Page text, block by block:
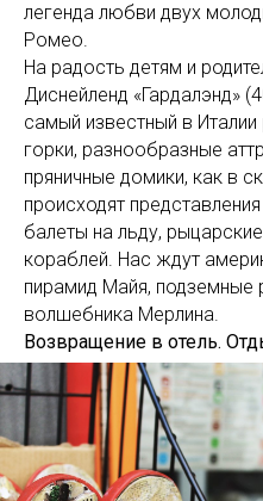
легенда любви двух
Ромео.
На радость детям и
Диснейленд «Гардалэнд»
самый известный в Италии
горки, разнообразные
пряничные домики, как в
происходят
балеты на льду,
кораблей. Нас ждут
пирамид Майя, подземные
волшебника Мерлина.
Возвращение в отель.